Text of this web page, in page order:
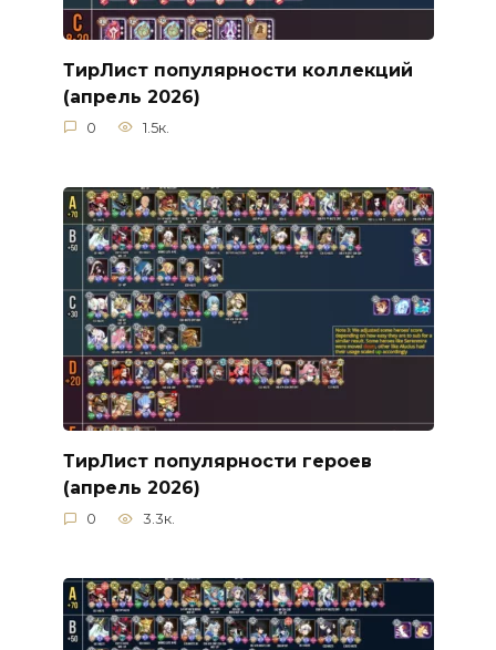
ТирЛист популярности коллекций
(апрель 2026)
0 1.5к.
ТирЛист популярности героев
(апрель 2026)
0 3.3к.